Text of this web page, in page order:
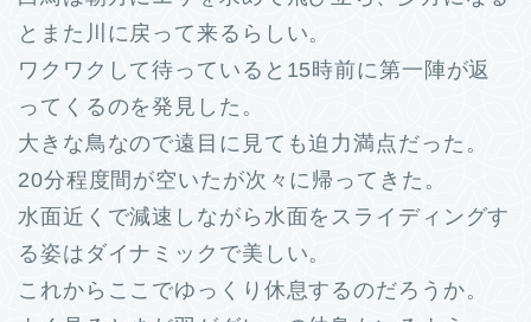
とまた川に戻って来るらしい。
ワクワクして待っていると15時前に第一陣が返
ってくるのを発見した。
大きな鳥なので遠目に見ても迫力満点だった。
20分程度間が空いたが次々に帰ってきた。
水面近くで減速しながら水面をスライディングす
る姿はダイナミックで美しい。
これからここでゆっくり休息するのだろうか。